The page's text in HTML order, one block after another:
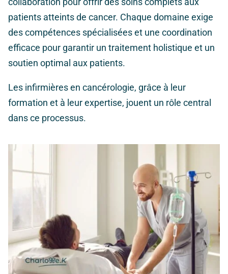
patients atteints de cancer. Chaque domaine exige
des compétences spécialisées et une coordination
efficace pour garantir un traitement holistique et un
soutien optimal aux patients.
Les infirmières en cancérologie, grâce à leur
formation et à leur expertise, jouent un rôle central
dans ce processus.